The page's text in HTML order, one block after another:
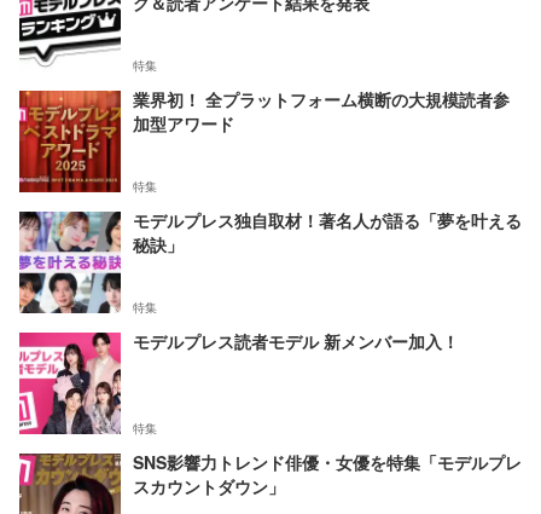
特集
業界初！ 全プラットフォーム横断の大規模読者参
加型アワード
特集
モデルプレス独自取材！著名人が語る「夢を叶える
秘訣」
特集
モデルプレス読者モデル 新メンバー加入！
特集
SNS影響力トレンド俳優・女優を特集「モデルプレ
スカウントダウン」